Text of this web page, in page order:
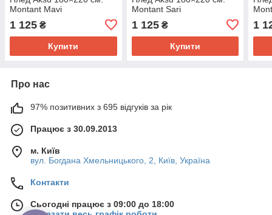
Montant Mavi
1 125 ₴
Купити
Montant Sari
1 125₴
Купити
1
Про нас
97% позитивних з 695 відгуків за рік
Працює з 30.09.2013
м. Київ
вул. Богдана Хмельницького, 2, Київ, Україна
Контакти
Сьогодні працює з 09:00 до 18:00